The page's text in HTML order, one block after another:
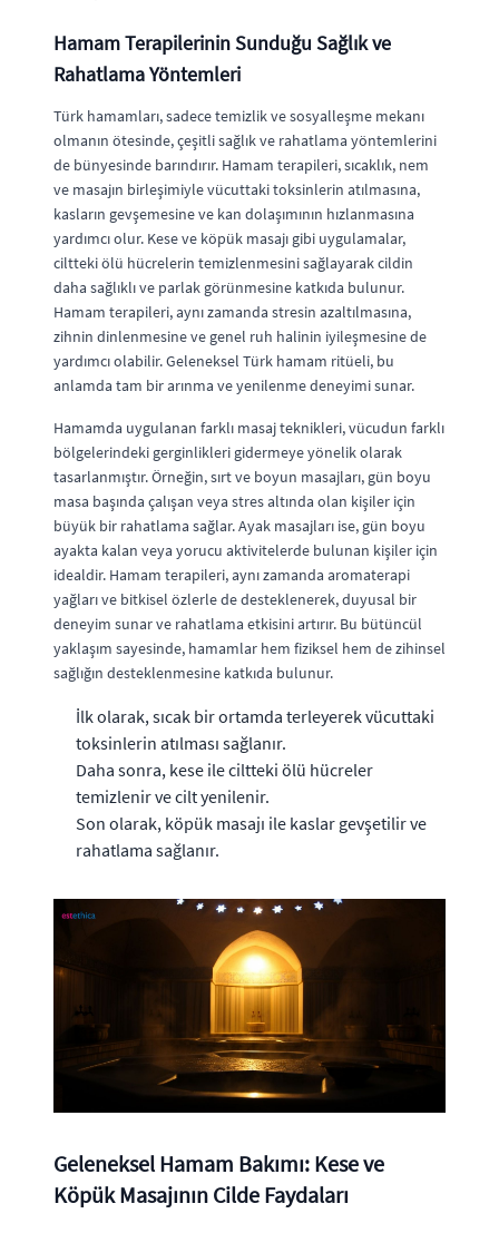
Hamam Terapilerinin Sunduğu Sağlık ve
Rahatlama Yöntemleri
Türk hamamları, sadece temizlik ve sosyalleşme mekanı
olmanın ötesinde, çeşitli sağlık ve rahatlama yöntemlerini
de bünyesinde barındırır. Hamam terapileri, sıcaklık, nem
ve masajın birleşimiyle vücuttaki toksinlerin atılmasına,
kasların gevşemesine ve kan dolaşımının hızlanmasına
yardımcı olur. Kese ve köpük masajı gibi uygulamalar,
ciltteki ölü hücrelerin temizlenmesini sağlayarak cildin
daha sağlıklı ve parlak görünmesine katkıda bulunur.
Hamam terapileri, aynı zamanda stresin azaltılmasına,
zihnin dinlenmesine ve genel ruh halinin iyileşmesine de
yardımcı olabilir. Geleneksel Türk hamam ritüeli, bu
anlamda tam bir arınma ve yenilenme deneyimi sunar.
Hamamda uygulanan farklı masaj teknikleri, vücudun farklı
bölgelerindeki gerginlikleri gidermeye yönelik olarak
tasarlanmıştır. Örneğin, sırt ve boyun masajları, gün boyu
masa başında çalışan veya stres altında olan kişiler için
büyük bir rahatlama sağlar. Ayak masajları ise, gün boyu
ayakta kalan veya yorucu aktivitelerde bulunan kişiler için
idealdir. Hamam terapileri, aynı zamanda aromaterapi
yağları ve bitkisel özlerle de desteklenerek, duyusal bir
deneyim sunar ve rahatlama etkisini artırır. Bu bütüncül
yaklaşım sayesinde, hamamlar hem fiziksel hem de zihinsel
sağlığın desteklenmesine katkıda bulunur.
İlk olarak, sıcak bir ortamda terleyerek vücuttaki
toksinlerin atılması sağlanır.
Daha sonra, kese ile ciltteki ölü hücreler
temizlenir ve cilt yenilenir.
Son olarak, köpük masajı ile kaslar gevşetilir ve
rahatlama sağlanır.
Geleneksel Hamam Bakımı: Kese ve
Köpük Masajının Cilde Faydaları